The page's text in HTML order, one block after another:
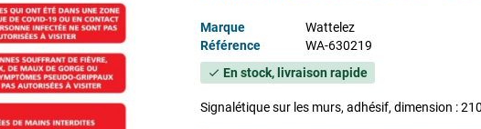
Marque
Wattelez
Référence
WA-630219
check En stock, livraison rapide
Signalétique sur les murs, adhésif, dimension :